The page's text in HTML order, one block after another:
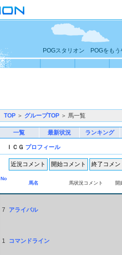
POGスタリオン POGをもう
TOP ＞ グループTOP ＞ 馬一覧
一覧 最新状況 ランキング
ＩＣＧ プロフィール
No
馬名
馬状況コメント 開
7 アライバル
1 コマンドライン